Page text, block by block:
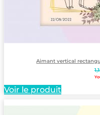
Aimant vertical
Voir le produit